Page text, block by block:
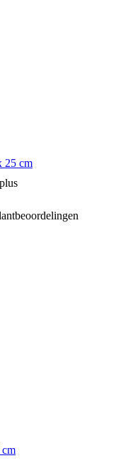
25 cm
cm